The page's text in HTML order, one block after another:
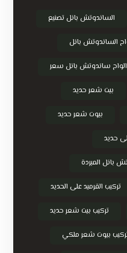
الساندوتش بانل تصنيع
الساندوتش بانل
الواح ساندوتش بانل سعر
بيت شعر حديد
بيوت شعر حديد
حديد
بانل المبردة
تركيب القرميد على الحديد
تركيب بيت شعر حديد
بيوت شعر ملكي